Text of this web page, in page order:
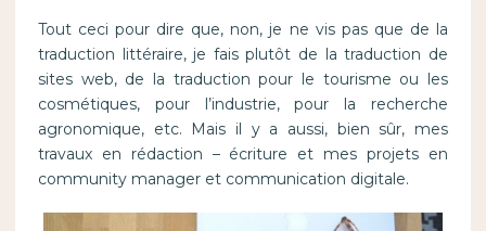
Tout ceci pour dire que, non, je ne vis pas que de la
traduction littéraire, je fais plutôt de la traduction de
sites web, de la traduction pour le tourisme ou les
cosmétiques, pour l’industrie, pour la recherche
agronomique, etc. Mais il y a aussi, bien sûr, mes
travaux en rédaction – écriture et mes projets en
community manager et communication digitale.